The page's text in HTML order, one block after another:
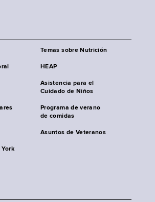
Temas sobre Nutrición
HEAP
Asistencia para el
Cuidado de Niños
Programa de verano
de comidas
York
Asuntos de Veteranos